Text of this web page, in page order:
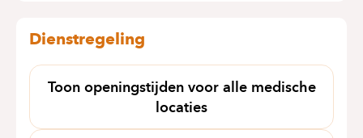
Dienstregeling
Toon openingstijden voor alle medische
locaties